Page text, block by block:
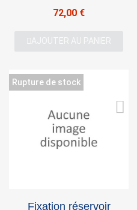
72,00 €
AJOUTER AU PANIER
Rupture de stock
Fixation réservoir